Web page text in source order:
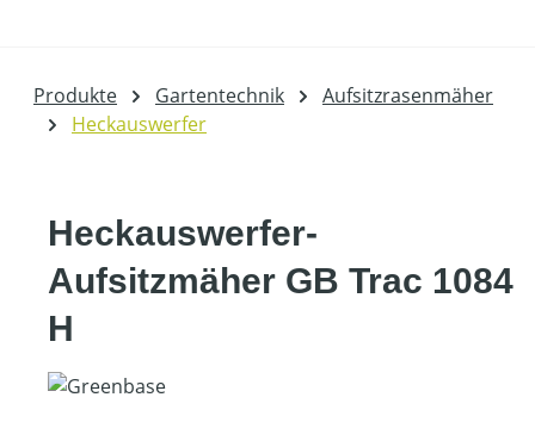
Produkte Gartentechnik
Aufsitzrasenmäher
Heckauswerfer
Heckauswerfer-
Aufsitzmäher GB Trac 1084
H